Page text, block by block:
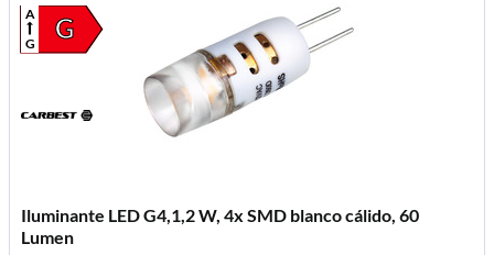
G
A
G
Iluminante LED G4,1,2 W, 4x SMD blanco cálido, 60
Lumen